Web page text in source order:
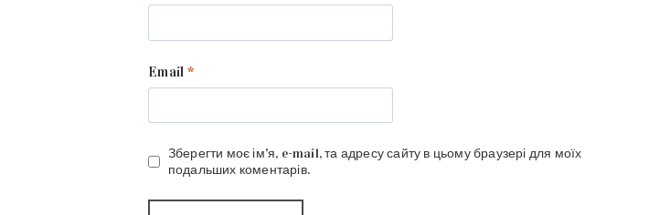
Email*
Зберегти моє ім'я, e-mail, та адресу сайту в цьому браузері для моїх
подальших коментарів.